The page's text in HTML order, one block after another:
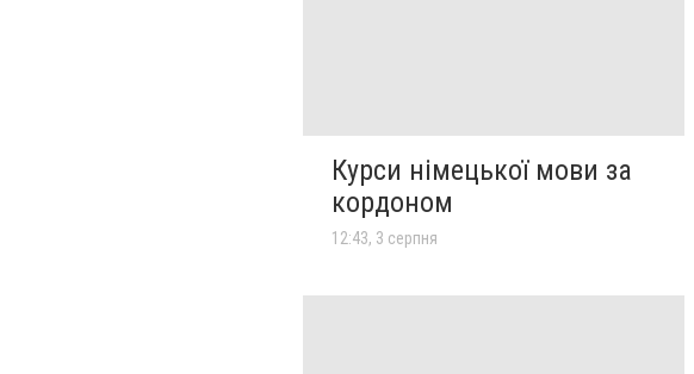
Курси німецької мови за
кордоном
12:43, 3 серпня